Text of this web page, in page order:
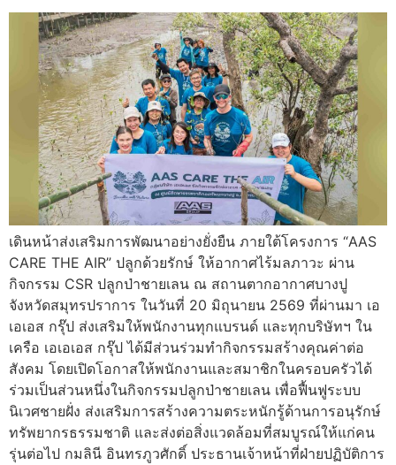
เดินหน้าส่งเสริมการพัฒนาอย่างยั่งยืน ภายใต้โครงการ “AAS
CARE THE AIR” ปลูกด้วยรักษ์ ให้อากาศไร้มลภาวะ ผ่าน
กิจกรรม CSR ปลูกป่าชายเลน ณ สถานตากอากาศบางปู
จังหวัดสมุทรปราการ ในวันที่ 20 มิถุนายน 2569 ที่ผ่านมา เอ
เอเอส กรุ๊ป ส่งเสริมให้พนักงานทุกแบรนด์ และทุกบริษัทฯ ใน
เครือ เอเอเอส กรุ๊ป ได้มีส่วนร่วมทำกิจกรรมสร้างคุณค่าต่อ
สังคม โดยเปิดโอกาสให้พนักงานและสมาชิกในครอบครัวได้
ร่วมเป็นส่วนหนึ่งในกิจกรรมปลูกป่าชายเลน เพื่อฟื้นฟูระบบ
นิเวศชายฝั่ง ส่งเสริมการสร้างความตระหนักรู้ด้านการอนุรักษ์
ทรัพยากรธรรมชาติ และส่งต่อสิ่งแวดล้อมที่สมบูรณ์ให้แก่คน
รุ่นต่อไป กมลินี อินทรภูวศักดิ์ ประธานเจ้าหน้าที่ฝ่ายปฏิบัติการ